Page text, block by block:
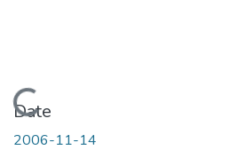
Loading...
Date
2006-11-14